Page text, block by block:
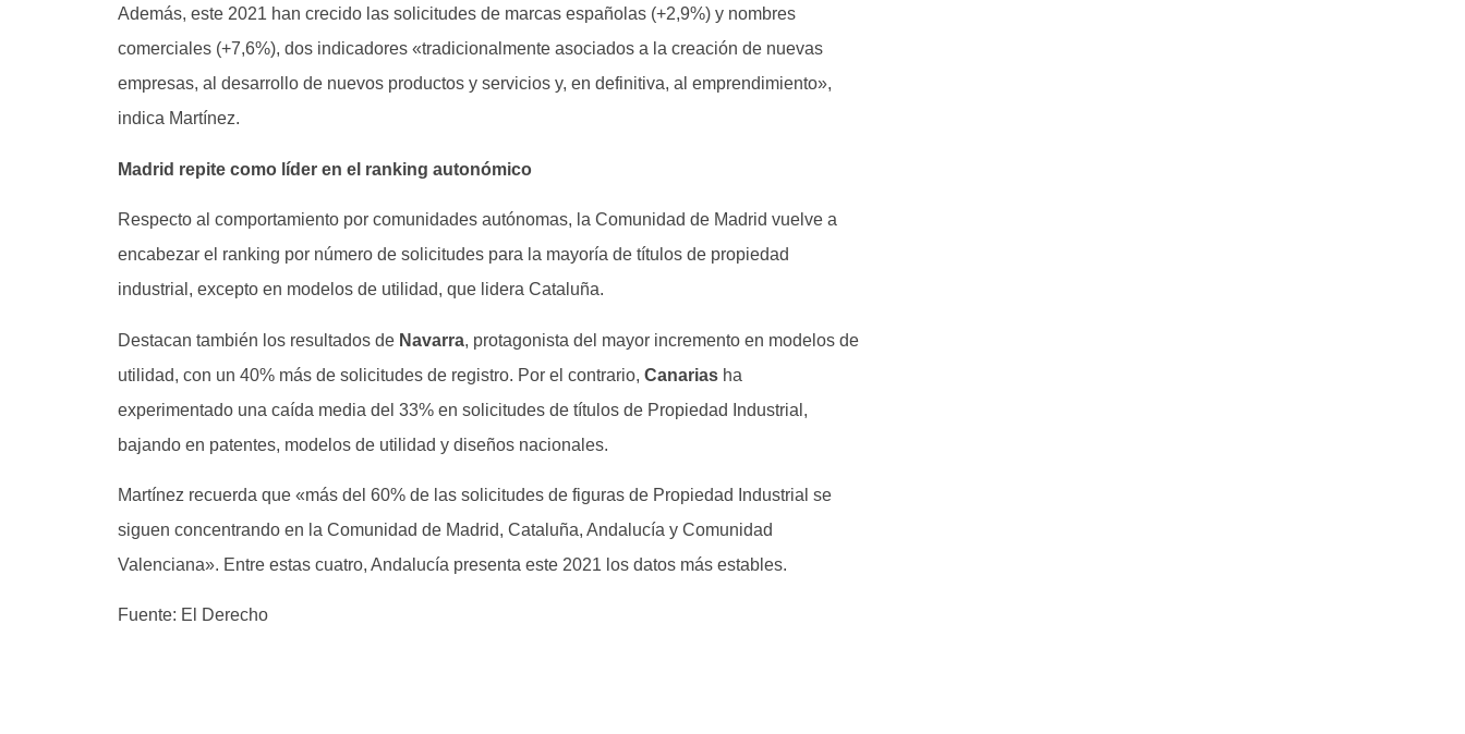
Además, este 2021 han crecido las solicitudes de marcas españolas (+2,9%) y nombres
comerciales (+7,6%), dos indicadores «tradicionalmente asociados a la creación de nuevas
empresas, al desarrollo de nuevos productos y servicios y, en definitiva, al emprendimiento»,
indica Martínez.
Madrid repite como líder en el ranking autonómico
Respecto al comportamiento por comunidades autónomas, la Comunidad de Madrid vuelve a
encabezar el ranking por número de solicitudes para la mayoría de títulos de propiedad
industrial, excepto en modelos de utilidad, que lidera Cataluña.
Destacan también los resultados de Navarra, protagonista del mayor incremento en modelos de
utilidad, con un 40% más de solicitudes de registro. Por el contrario, Canarias ha
experimentado una caída media del 33% en solicitudes de títulos de Propiedad Industrial,
bajando en patentes, modelos de utilidad y diseños nacionales.
Martínez recuerda que «más del 60% de las solicitudes de figuras de Propiedad Industrial se
siguen concentrando en la Comunidad de Madrid, Cataluña, Andalucía y Comunidad
Valenciana». Entre estas cuatro, Andalucía presenta este 2021 los datos más estables.
Fuente: El Derecho